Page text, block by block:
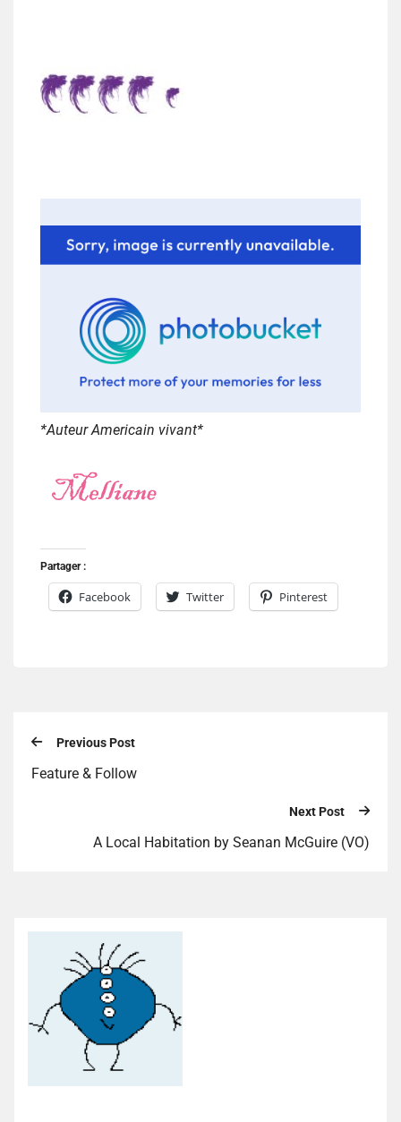
*Auteur Americain vivant*
Partager :
Facebook Twitter Pinterest
Previous Post
Feature & Follow
Next Post
A Local Habitation by Seanan McGuire (VO)